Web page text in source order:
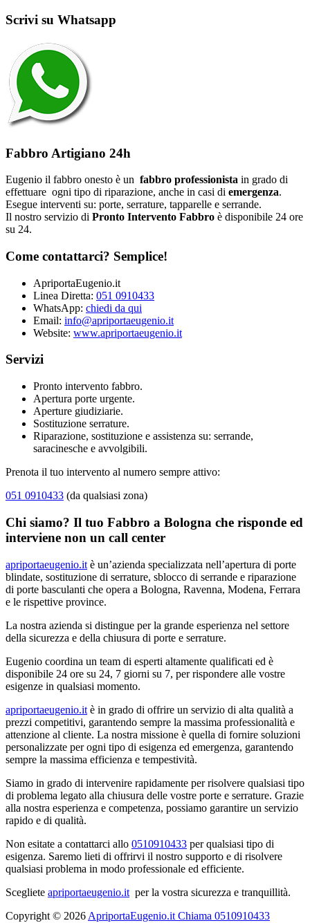
Scrivi su Whatsapp
Fabbro Artigiano 24h
Eugenio il fabbro onesto è un fabbro professionista in grado di
effettuare ogni tipo di riparazione, anche in casi di emergenza.
Esegue interventi su: porte, serrature, tapparelle e serrande.
Il nostro servizio di Pronto Intervento Fabbro è disponibile 24 ore
su 24.
Come contattarci? Semplice!
ApriportaEugenio.it
Linea Diretta: 051 0910433
WhatsApp: chiedi da qui
Email: info@apriportaeugenio.it
Website: www.apriportaeugenio.it
Servizi
Pronto intervento fabbro.
Apertura porte urgente.
Aperture giudiziarie.
Sostituzione serrature.
Riparazione, sostituzione e assistenza su: serrande,
saracinesche e avvolgibili.
Prenota il tuo intervento al numero sempre attivo:
051 0910433 (da qualsiasi zona)
Chi siamo? Il tuo Fabbro a Bologna che risponde ed
interviene non un call center
apriportaeugenio.it è un’azienda specializzata nell’apertura di porte
blindate, sostituzione di serrature, sblocco di serrande e riparazione
di porte basculanti che opera a Bologna, Ravenna, Modena, Ferrara
e le rispettive province.
La nostra azienda si distingue per la grande esperienza nel settore
della sicurezza e della chiusura di porte e serrature.
Eugenio coordina un team di esperti altamente qualificati ed è
disponibile 24 ore su 24, 7 giorni su 7, per rispondere alle vostre
esigenze in qualsiasi momento.
apriportaeugenio.it è in grado di offrire un servizio di alta qualità a
prezzi competitivi, garantendo sempre la massima professionalità e
attenzione al cliente. La nostra missione è quella di fornire soluzioni
personalizzate per ogni tipo di esigenza ed emergenza, garantendo
sempre la massima efficienza e tempestività.
Siamo in grado di intervenire rapidamente per risolvere qualsiasi tipo
di problema legato alla chiusura delle vostre porte e serrature. Grazie
alla nostra esperienza e competenza, possiamo garantire un servizio
rapido e di qualità.
Non esitate a contattarci allo 0510910433 per qualsiasi tipo di
esigenza. Saremo lieti di offrirvi il nostro supporto e di risolvere
qualsiasi problema in modo professionale ed efficiente.
Scegliete apriportaeugenio.it per la vostra sicurezza e tranquillità.
Copyright © 2026 ApriportaEugenio.it Chiama 0510910433